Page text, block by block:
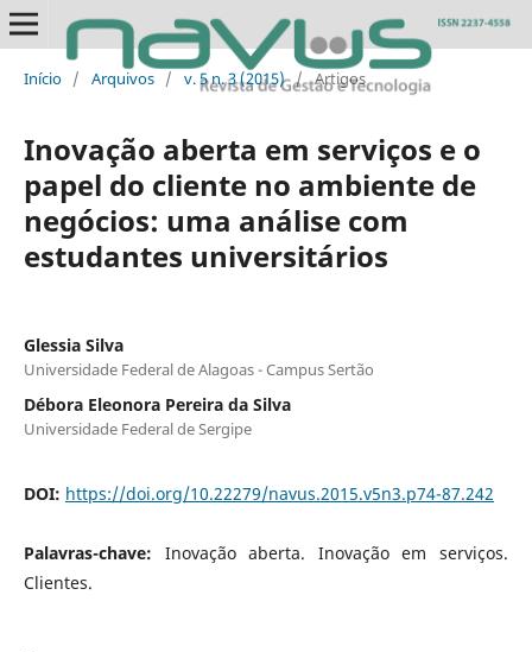
Início / Arquivos / v. 5 n. 3 (2015) / Artigos
Inovação aberta em serviços e o
papel do cliente no ambiente de
negócios: uma análise com
estudantes universitários
Glessia Silva
Universidade Federal de Alagoas - Campus Sertão
Débora Eleonora Pereira da Silva
Universidade Federal de Sergipe
DOI: https://doi.org/10.22279/navus.2015.v5n3.p74-87.242
Palavras-chave: Inovação aberta. Inovação em serviços.
Clientes.